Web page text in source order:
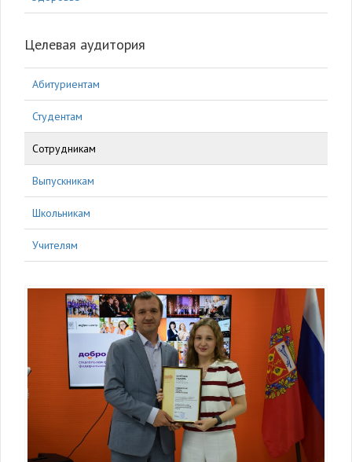
Целевая аудитория
Абитуриентам
Студентам
Сотрудникам
Выпускникам
Школьникам
Учителям